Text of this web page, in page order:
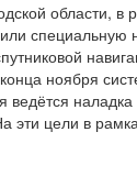
области, в
специальную
ноября
ведётся
эти цели в